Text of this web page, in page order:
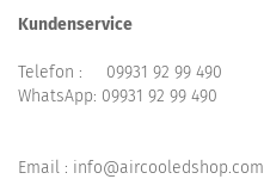
Kundenservice
Telefon : 09931 92 99 490
WhatsApp: 09931 92 99 490
Email : info@aircooledshop.com